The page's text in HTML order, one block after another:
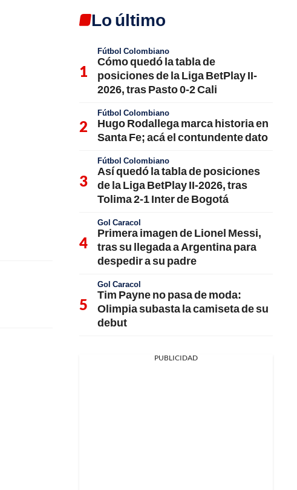
Lo último
Fútbol Colombiano
Cómo quedó la tabla de
posiciones de la Liga BetPlay II-
2026, tras Pasto 0-2 Cali
Fútbol Colombiano
Hugo Rodallega marca historia en
Santa Fe; acá el contundente dato
Fútbol Colombiano
Así quedó la tabla de posiciones
de la Liga BetPlay II-2026, tras
Tolima 2-1 Inter de Bogotá
Gol Caracol
Primera imagen de Lionel Messi,
tras su llegada a Argentina para
despedir a su padre
Gol Caracol
Tim Payne no pasa de moda:
Olimpia subasta la camiseta de su
debut
PUBLICIDAD